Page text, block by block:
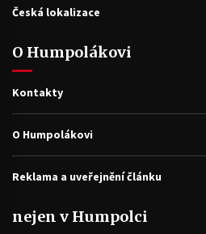
Česká lokalizace
O Humpolákovi
Kontakty
O Humpolákovi
Reklama a uveřejnění článku
nejen v Humpolci